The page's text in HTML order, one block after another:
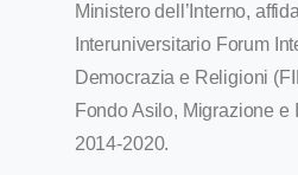
Ministero dell’Interno,
Interuniversitario Forum
Democrazia e Religioni
Fondo Asilo, Migrazione e
2014-2020.